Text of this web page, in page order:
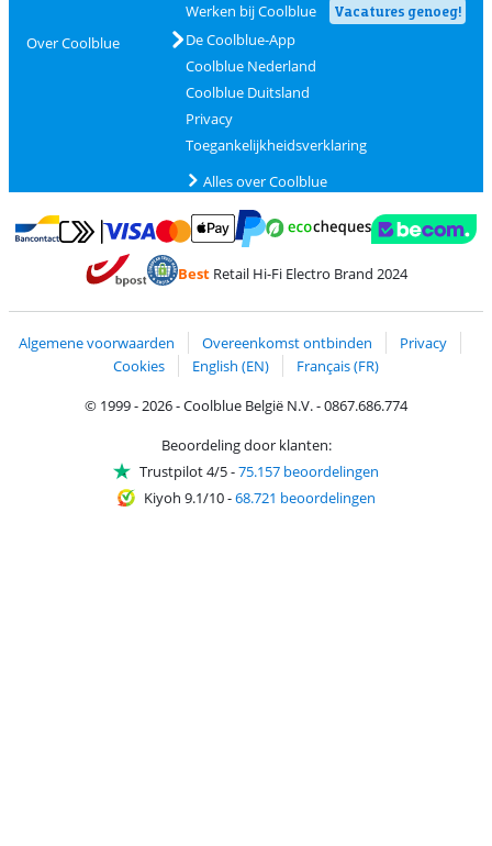
Over Coolblue
Werken bij Coolblue Vacatures genoeg!
De Coolblue-App
Coolblue Nederland
Coolblue Duitsland
Privacy
Toegankelijkheidsverklaring
Alles over Coolblue
Betalen met Bancontact
Betalen met MasterCard en Visa via ClickToPay
BestRetail Hi-Fi Electro Brand 2024
Algemene voorwaarden Overeenkomst ontbinden
Privacy
Cookies
English (EN)
Français (FR)
© 1999 - 2026 - Coolblue België N.V. - 0867.686.774
Beoordeling door klanten:
Trustpilot 4/5-75.157 beoordelingen
Kiyoh 9.1/10-68.721 beoordelingen